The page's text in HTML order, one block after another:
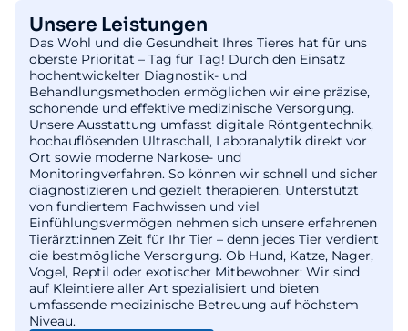
Unsere Leistungen
Das Wohl und die Gesundheit Ihres Tieres hat für uns
oberste Priorität – Tag für Tag! Durch den Einsatz
hochentwickelter Diagnostik- und
Behandlungsmethoden ermöglichen wir eine präzise,
schonende und effektive medizinische Versorgung.
Unsere Ausstattung umfasst digitale Röntgentechnik,
hochauflösenden Ultraschall, Laboranalytik direkt vor
Ort sowie moderne Narkose- und
Monitoringverfahren. So können wir schnell und sicher
diagnostizieren und gezielt therapieren. Unterstützt
von fundiertem Fachwissen und viel
Einfühlungsvermögen nehmen sich unsere erfahrenen
Tierärzt:innen Zeit für Ihr Tier – denn jedes Tier verdient
die bestmögliche Versorgung. Ob Hund, Katze, Nager,
Vogel, Reptil oder exotischer Mitbewohner: Wir sind
auf Kleintiere aller Art spezialisiert und bieten
umfassende medizinische Betreuung auf höchstem
Niveau.